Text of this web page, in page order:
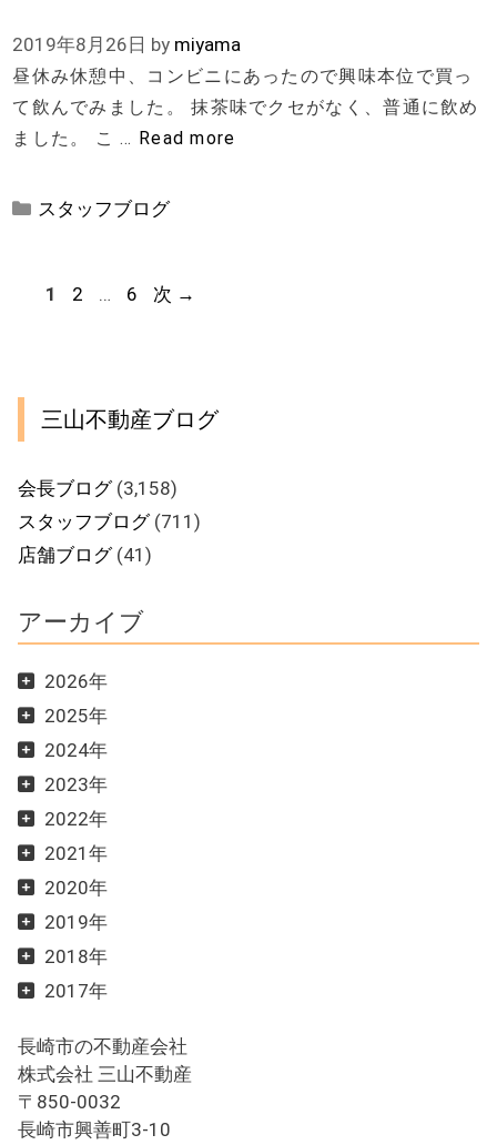
2019年8月26日 by miyama
昼休み休憩中、コンビニにあったので興味本位で買っ
て飲んでみました。 抹茶味でクセがなく、普通に飲め
ました。 こ … Read more
カ
リ
スタッフブログ
ペ
1
ペ
2 …
ペ
6 次 →
三山不動産ブログ
会長ブログ(3,158)
スタッフブログ(711)
店舗ブログ(41)
アーカイブ
2026年
2025年
2024年
2023年
2022年
2021年
2020年
2019年
2018年
2017年
長崎市の不動産会社
株式会社 三山不動産
〒850-0032
長崎市興善町3-10